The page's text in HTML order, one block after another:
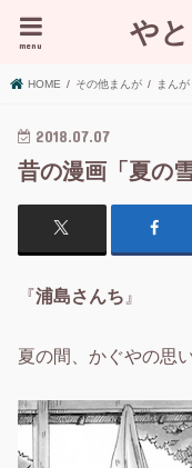
や
menu
HOME その他まんが まんが
2018.07.07
昔の漫画「夏の雪
『浦島さんち 』
夏の間、かぐやの思